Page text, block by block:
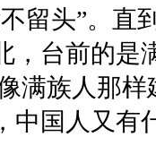
留头”。直
，台前的是
满族人那
中国人又有